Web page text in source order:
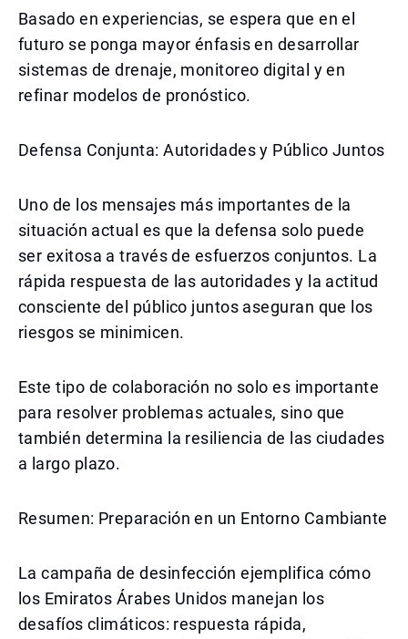
Basado en experiencias, se espera que en el
futuro se ponga mayor énfasis en desarrollar
sistemas de drenaje, monitoreo digital y en
refinar modelos de pronóstico.
Defensa Conjunta: Autoridades y Público Juntos
Uno de los mensajes más importantes de la
situación actual es que la defensa solo puede
ser exitosa a través de esfuerzos conjuntos. La
rápida respuesta de las autoridades y la actitud
consciente del público juntos aseguran que los
riesgos se minimicen.
Este tipo de colaboración no solo es importante
para resolver problemas actuales, sino que
también determina la resiliencia de las ciudades
a largo plazo.
Resumen: Preparación en un Entorno Cambiante
La campaña de desinfección ejemplifica cómo
los Emiratos Árabes Unidos manejan los
desafíos climáticos: respuesta rápida,